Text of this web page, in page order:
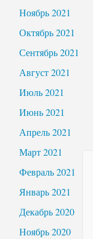
Ноябрь 2021
Октябрь 2021
Сентябрь 2021
Август 2021
Июль 2021
Июнь 2021
Апрель 2021
Март 2021
Февраль 2021
Январь 2021
Декабрь 2020
Ноябрь 2020